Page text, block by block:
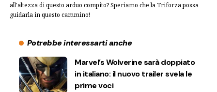
all'altezza di questo arduo compito? Speriamo che la Triforza possa
guidarla in questo cammino!
Potrebbe interessarti anche
Marvel’s Wolverine sarà doppiato
in italiano: il nuovo trailer svela le
prime voci